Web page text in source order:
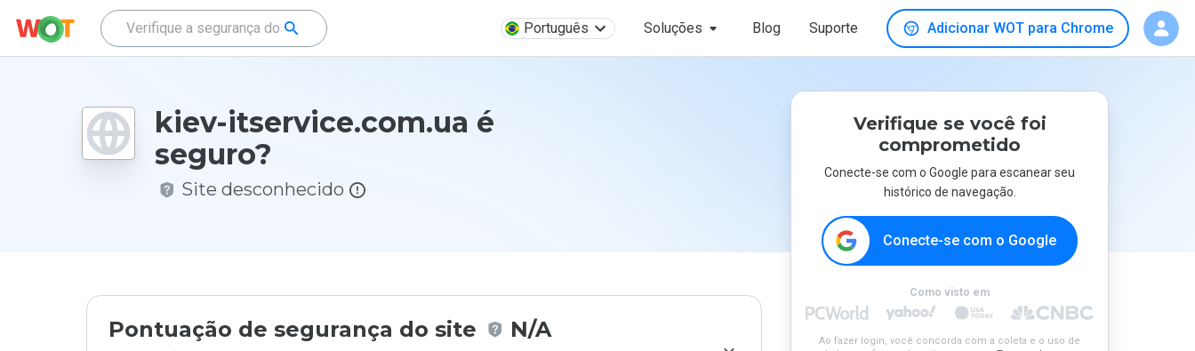
Português Soluções Blog Suporte Adicionar WOT para Chrome
kiev-itservice.com.ua é
seguro?
Site desconhecido
Pontuação de segurança do site N/A
Verifique se você foi
comprometido
Conecte-se com o Google para escanear seu
histórico de navegação.
Conecte-se com o Google
Como visto em
Ao fazer login, você concorda com a coleta e o uso de